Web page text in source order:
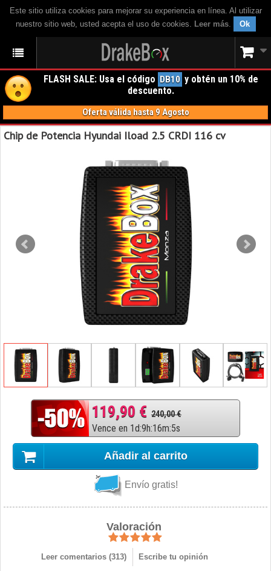
Este sitio utiliza cookies para mejorar su experiencia en línea. Al utilizar
nuestro sitio web, usted acepta el uso de cookies. Leer más. Ok
FLASH SALE: Usa el código DB10 y obtén un 10% de
descuento.
Oferta válida hasta 9 Agosto
Chip de Potencia Hyundai Iload 2.5 CRDI 116 cv
119,90 € 240,00 €
Vence en 1d:9h:16m:4s
Añadir al carrito
Envío gratis!
Valoración
Leer comentarios (313) Escribe tu opinión